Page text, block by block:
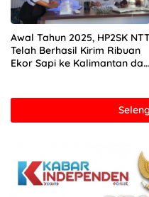
Awal Tahun 2025, HP2SK NTT
Telah Berhasil Kirim Ribuan
Ekor Sapi ke Kalimantan dan